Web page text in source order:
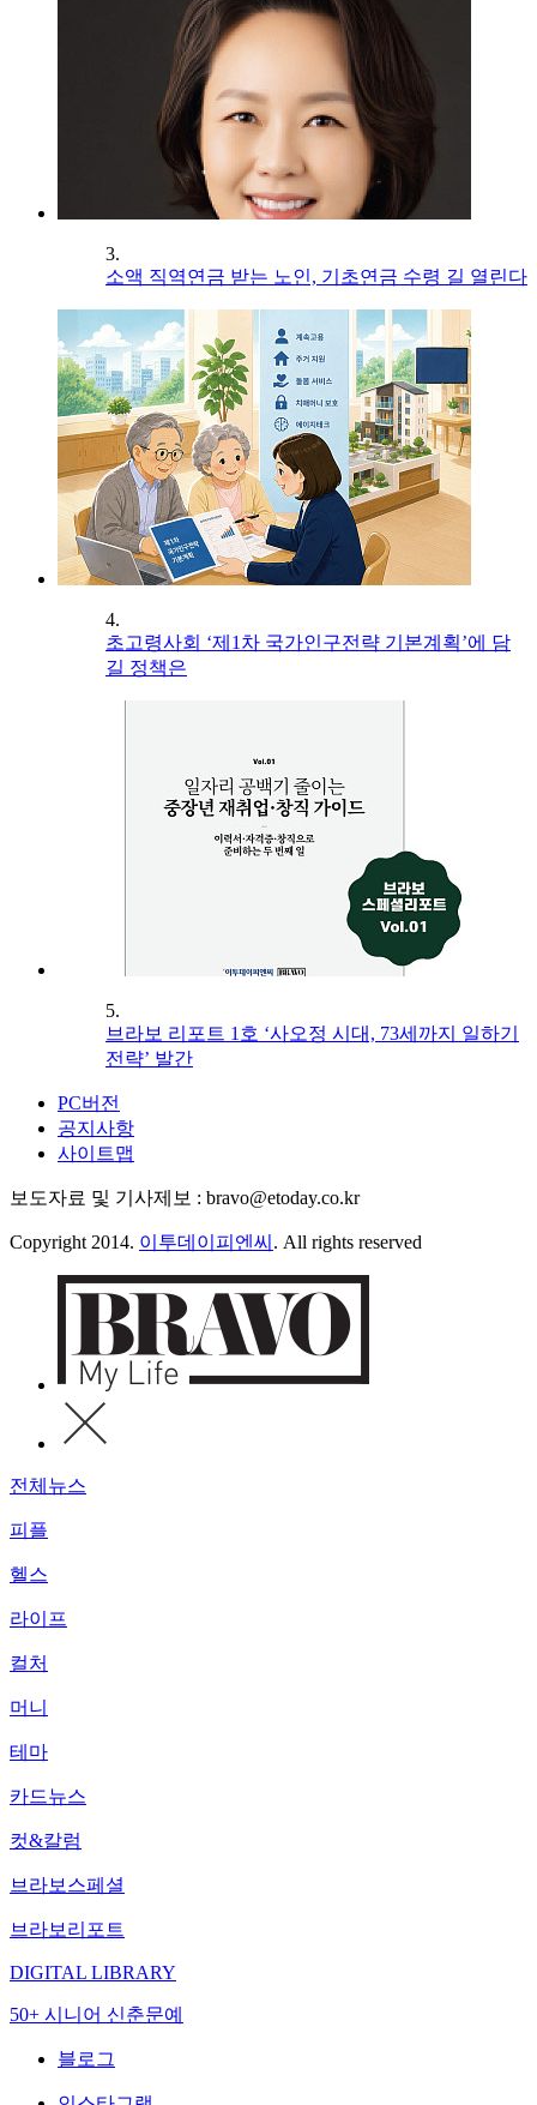
3.
소액 직역연금 받는 노인, 기초연금 수령 길 열린다
4.
초고령사회 ‘제1차 국가인구전략 기본계획’에 담
길 정책은
5.
브라보 리포트 1호 ‘사오정 시대, 73세까지 일하기
전략’ 발간
PC버전
공지사항
사이트맵
보도자료 및 기사제보 : bravo@etoday.co.kr
Copyright 2014. 이투데이피엔씨 . All rights reserved
전체뉴스
피플
헬스
라이프
컬처
머니
테마
카드뉴스
컷&칼럼
브라보스페셜
브라보리포트
DIGITAL LIBRARY
50+ 시니어 신춘문예
블로그